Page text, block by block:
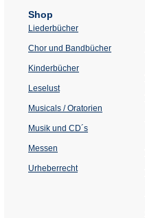
Shop
Liederbücher
Chor und Bandbücher
Kinderbücher
Leselust
Musicals / Oratorien
Musik und CD´s
Messen
Urheberrecht